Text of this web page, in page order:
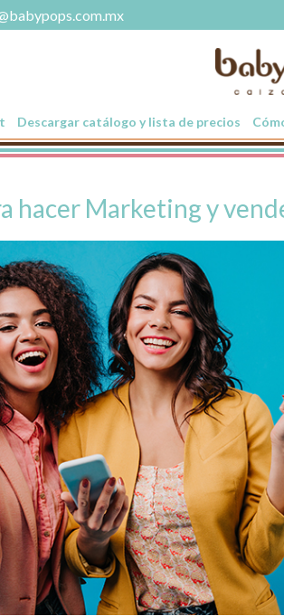
Descargar catálogo y lista de precios
hacer Marketing y